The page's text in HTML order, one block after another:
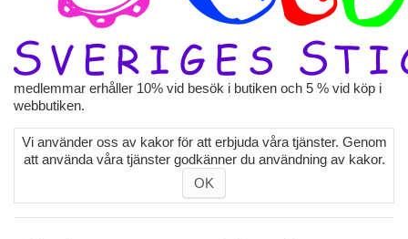
medlemmar erhåller 10% vid besök i butiken och 5 % vid köp i
webbutiken.
Vi använder oss av kakor för att erbjuda våra tjänster. Genom
att använda våra tjänster godkänner du användning av kakor.
OK